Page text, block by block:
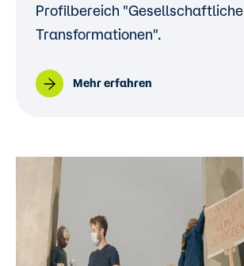
Profilbereich "Gesellschaftliche
Transformationen".
Mehr erfahren